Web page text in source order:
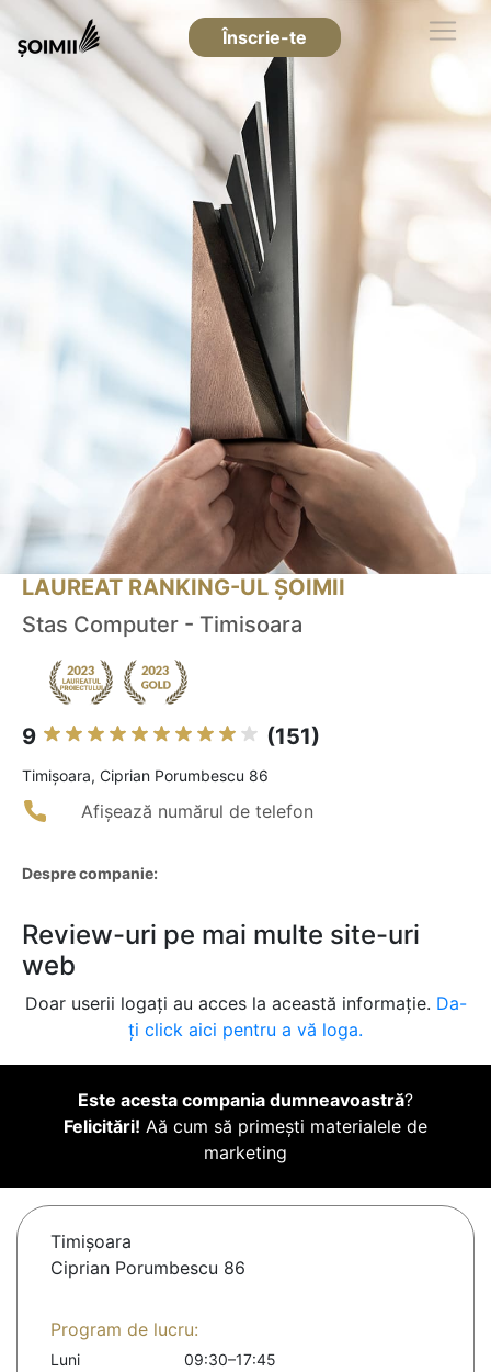
Înscrie-te
LAUREAT RANKING-UL ȘOIMII
Stas Computer - Timisoara
9 (151)
Timişoara, Ciprian Porumbescu 86
Afișează numărul de telefon
Despre companie:
Review-uri pe mai multe site-uri
web
Doar userii logați au acces la această informație. Da-
ți click aici pentru a vă loga.
Este acesta compania dumneavoastră?
Felicitări! Aă cum să primești materialele de
marketing
Timişoara
Ciprian Porumbescu 86
Program de lucru:
Luni
09:30–17:45